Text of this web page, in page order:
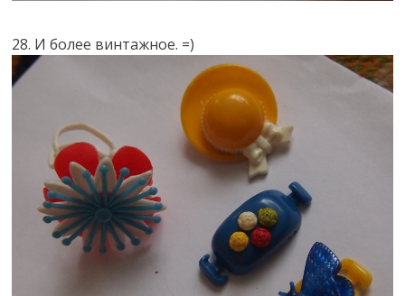
28. И более винтажное. =)